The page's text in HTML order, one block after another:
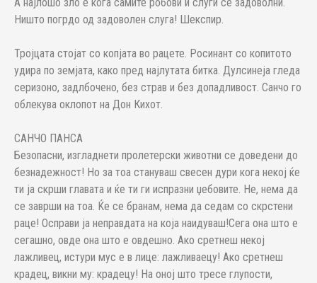
Ништо погрдо од задоволен слуга! Шекспир.
Тројцата стојат со копјата во рацете. Росинант со копитото
удира по земјата, како пред најлутата битка. Дулсинеја гледа
серизоно, задлбочено, без страв и без допадливост. Санчо го
облекува оклопот на Дон Кихот.
САНЧО ПАНСА
Безопасни, изгладнети пролетерски животни се доведени до
безнадежност! Но за тоа стануваш свесен дури кога некој ќе
ти ја скрши главата и ќе ти ги испразни џебовите. Не, нема да
се заврши на тоа. Ќе се бранам, нема да седам со скрстени
раце! Осправи ја неправдата на која наидуваш!Сега она што е
сегашно, овде она што е овдешно. Ако сретнеш некој
лажливец, истури мус е в лице: лажливаецу! Ако сретнеш
крадец, викни му: крадецу! На оној што тресе глупости,